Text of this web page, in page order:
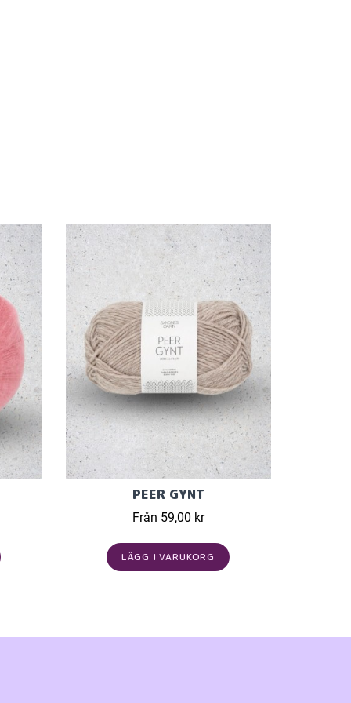
PEER GYNT
Från 59,00 kr
LÄGG I VARUKORG